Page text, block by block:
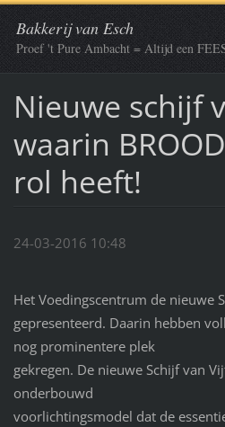
Bakkerij van Esch
Proef 't Pure Ambacht = Altijd een
Nieuwe schijf
waarin
rol heeft!
24-03-2016 10:48
Het Voedingscentrum de nieuwe
gepresenteerd. Daarin hebben
nog prominentere plek
gekregen. De nieuwe Schijf van
onderbouwd
voorlichtingsmodel dat de